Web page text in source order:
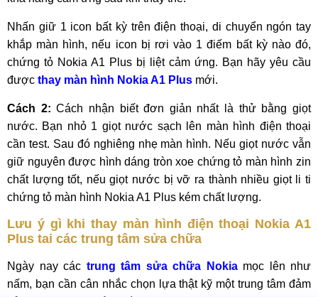
Nhấn giữ 1 icon bất kỳ trên điện thoại, di chuyển ngón tay
khắp màn hình, nếu icon bị rơi vào 1 điếm bất kỳ nào đó,
chứng tỏ Nokia A1 Plus bị liệt cảm ứng. Bạn hãy yêu cầu
được thay màn hình Nokia A1 Plus mới.
Cách 2:Cách nhận biết đơn giản nhất là thử bằng giọt
nước. Bạn nhỏ 1 giọt nước sạch lên màn hình điện thoại
cần test. Sau đó nghiêng nhẹ màn hình. Nếu giọt nước vẫn
giữ nguyên được hình dáng tròn xoe chứng tỏ màn hình zin
chất lượng tốt, nếu giọt nước bị vỡ ra thành nhiều giọt li ti
chứng tỏ màn hình Nokia A1 Plus kém chất lượng.
Lưu ý gì khi thay màn hình điện thoại Nokia A1
Plus tai các trung tâm sửa chữa
Ngày nay các trung tâm sửa chữa Nokia mọc lên như
nấm, bạn cần cân nhắc chọn lựa thật kỹ một trung tâm đảm